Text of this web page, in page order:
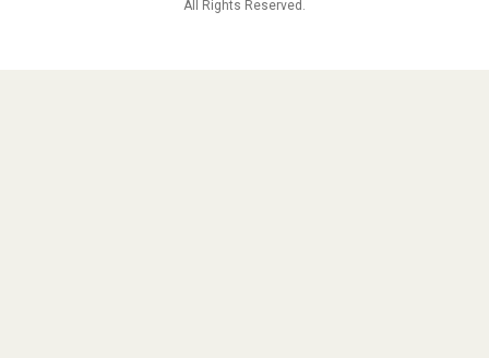
All Rights Reserved.